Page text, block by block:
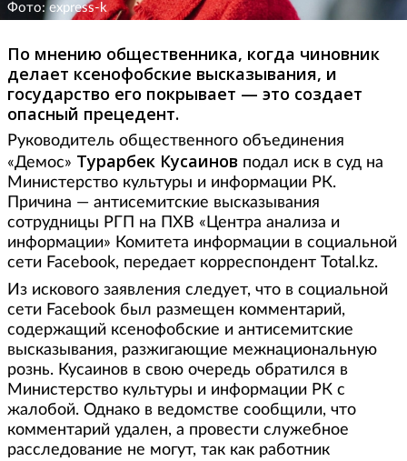
Фото: express-k
По мнению общественника, когда чиновник
делает ксенофобские высказывания, и
государство его покрывает — это создает
опасный прецедент.
Руководитель общественного объединения
«Демос» Турарбек Кусаинов подал иск в суд на
Министерство культуры и информации РК.
Причина — антисемитские высказывания
сотрудницы РГП на ПХВ «Центра анализа и
информации» Комитета информации в социальной
сети Facebook, передает корреспондент Total.kz.
Из искового заявления следует, что в социальной
сети Facebook был размещен комментарий,
содержащий ксенофобские и антисемитские
высказывания, разжигающие межнациональную
рознь. Кусаинов в свою очередь обратился в
Министерство культуры и информации РК с
жалобой. Однако в ведомстве сообщили, что
комментарий удален, а провести служебное
расследование не могут, так как работник